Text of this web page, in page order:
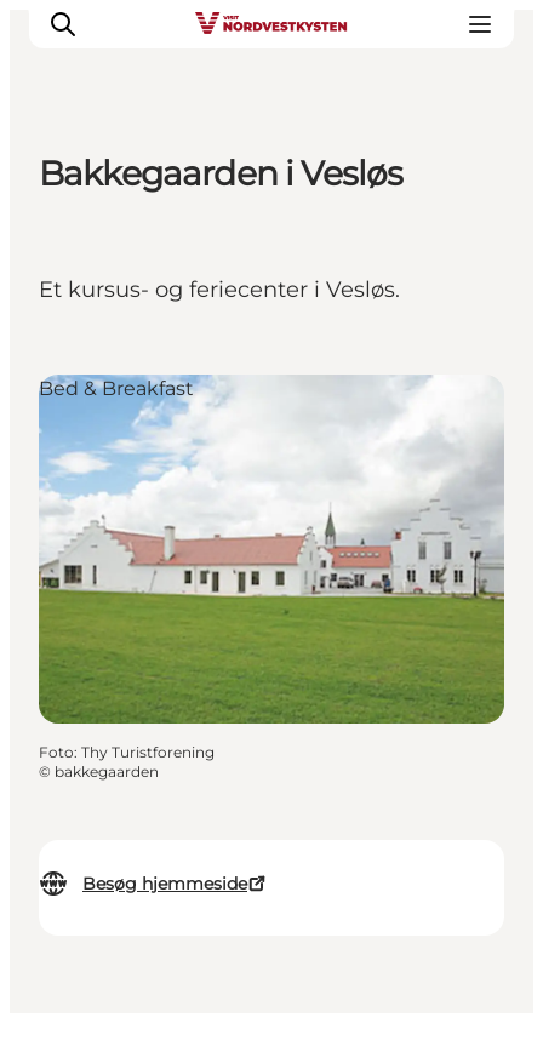
Handicapvenlig ferie
Planlæg din ferie
Bakkegaarden i Vesløs
Et kursus- og feriecenter i Vesløs.
Besøg hjemmeside
Bed & Breakfast
Foto: Thy Turistforening
© bakkegaarden